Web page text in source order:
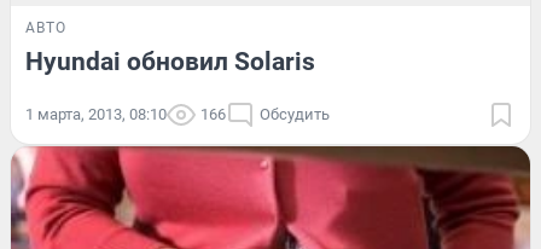
АВТО
Hyundai обновил Solaris
1 марта, 2013, 08:10 166 Обсудить